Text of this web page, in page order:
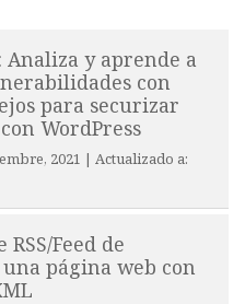
Analiza y aprende a
con
para securizar
WordPress
2021 | Actualizado a:
Feed de
página web con